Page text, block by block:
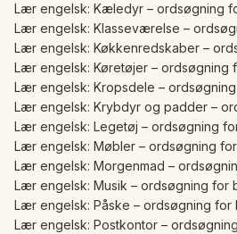
Lær engelsk: Kæledyr – ordsøgning
Lær engelsk: Klasseværelse –
Lær engelsk: Køkkenredskaber –
Lær engelsk: Køretøjer – ordsøgning
Lær engelsk: Kropsdele –
Lær engelsk: Krybdyr og padder –
Lær engelsk: Legetøj – ordsøgning
Lær engelsk: Møbler – ordsøgning
Lær engelsk: Morgenmad –
Lær engelsk: Musik – ordsøgning for
Lær engelsk: Påske – ordsøgning for
Lær engelsk: Postkontor –